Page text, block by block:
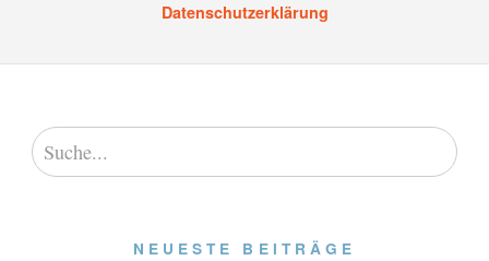
Datenschutzerklärung
NEUESTE BEITRÄGE